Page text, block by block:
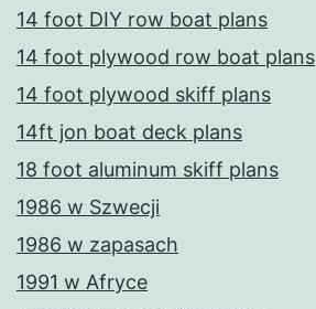
14 foot DIY row boat plans
14 foot plywood row boat plans
14 foot plywood skiff plans
14ft jon boat deck plans
18 foot aluminum skiff plans
1986 w Szwecji
1986 w zapasach
1991 w Afryce